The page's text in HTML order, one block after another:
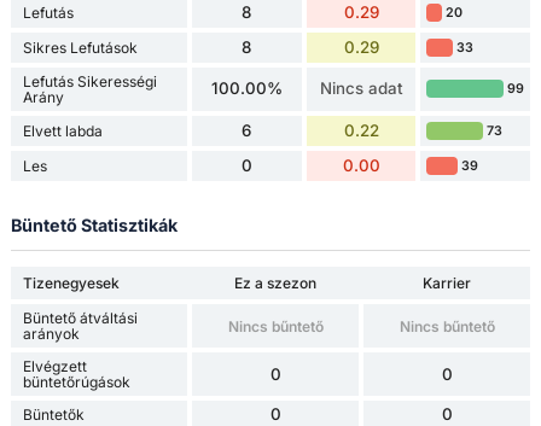
Lefutás 8 0.29 20
Sikres Lefutások 8 0.29 33
Lefutás Sikerességi
Arány
100.00% Nincs adat 99
Elvett labda 6 0.22 73
Les 0 0.00 39
Büntető Statisztikák
Tizenegyesek Ez a szezon
Karrier
Büntető átváltási
arányok
Nincs bűntető Nincs bűntető
Elvégzett
büntetőrúgások
0 0
Büntetők 0 0